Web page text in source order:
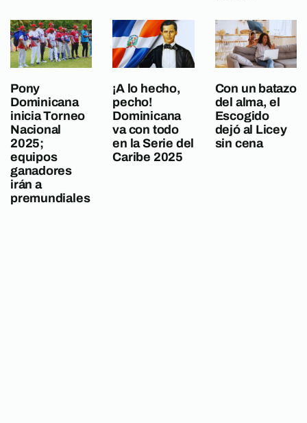
Pony
Dominicana
inicia Torneo
Nacional
2025;
equipos
ganadores
irán a
premundiales
¡A lo hecho,
pecho!
Dominicana
va con todo
en la Serie del
Caribe 2025
Con un batazo
del alma, el
Escogido
dejó al Licey
sin cena